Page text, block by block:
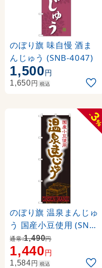
のぼり旗 味自慢 酒ま
んじゅう (SNB-4047)
1,500円
1,650円 税込
-
3
%
のぼり旗 温泉まんじゅ
う 国産小豆使用 (SNB-
2158)
通常:1,490円
1,440円
1,584円 税込